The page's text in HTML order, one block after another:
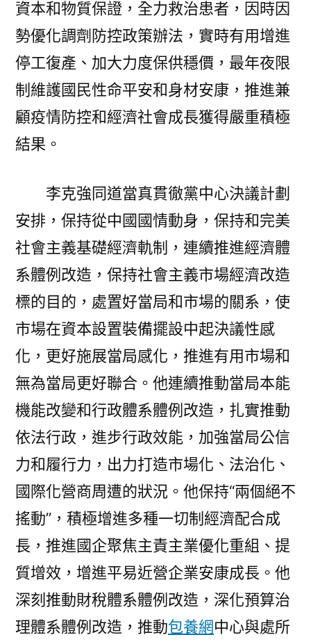
資本和物質保證，全力救治患者，因時因
勢優化調劑防控政策辦法，實時有用增進
停工復產、加大力度保供穩價，最年夜限
制維護國民性命平安和身材安康，推進兼
顧疫情防控和經濟社會成長獲得嚴重積極
結果。
李克強同道當真貫徹黨中心決議計劃
安排，保持從中國國情動身，保持和完美
社會主義基礎經濟軌制，連續推進經濟體
系體例改造，保持社會主義市場經濟改造
標的目的，處置好當局和市場的關系，使
市場在資本設置裝備擺設中起決議性感
化，更好施展當局感化，推進有用市場和
無為當局更好聯合。他連續推動當局本能
機能改變和行政體系體例改造，扎實推動
依法行政，進步行政效能，加強當局公信
力和履行力，出力打造市場化、法治化、
國際化營商周遭的狀況。他保持“兩個絕不
搖動”，積極增進多種一切制經濟配合成
長，推進國企聚焦主責主業優化重組、提
質增效，增進平易近營企業安康成長。他
深刻推動財稅體系體例改造，深化預算治
理體系體例改造，推動包養網中心與處所